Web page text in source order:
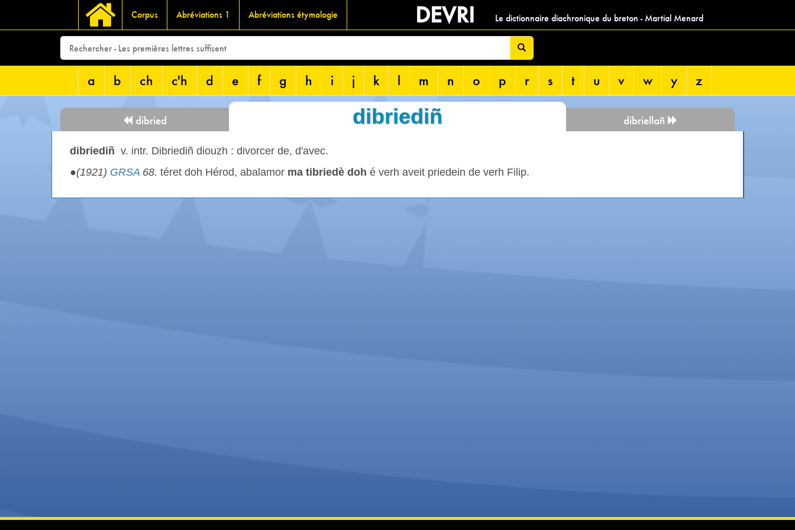
Corpus Abréviations 1 Abréviations étymologie DEVRI Le dictionnaire diachronique du breton - Martial Menard
a b ch c'h d e f g h i j k l m n o p r s t u v w y z
dibried dibriediñ dibriellañ
dibriediñ v. intr. Dibriediñ diouzh : divorcer de, d'avec.
●(1921) GRSA 68. téret doh Hérod, abalamor ma tibriedè doh é verh aveit priedein de verh Filip.